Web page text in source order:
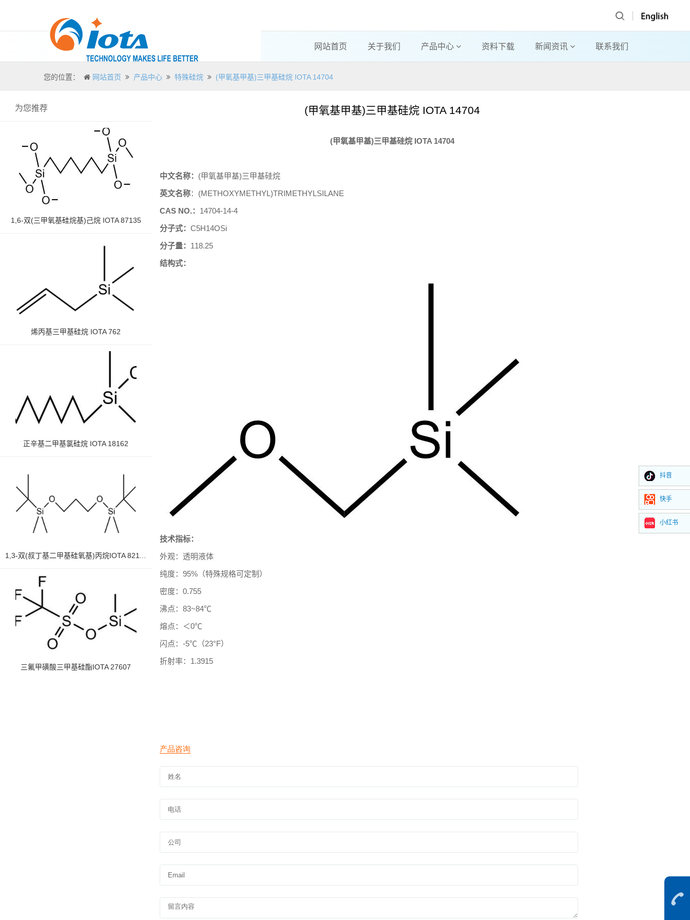
网站首页 关于我们 产品中心 资料下载 新闻资讯 联系我们
您的位置： 网站首页 产品中心 特殊硅烷 (甲氧基甲基)三甲基硅烷 IOTA 14704
为您推荐
1,6-双(三甲氧基硅烷基)己烷 IOTA 87135
烯丙基三甲基硅烷 IOTA 762
正辛基二甲基氯硅烷 IOTA 18162
三氟甲磺酸三甲基硅酯IOTA 27607
(甲氧基甲基)三甲基硅烷 IOTA 14704
(甲氧基甲基)三甲基硅烷 IOTA 14704
中文名称： (甲氧基甲基)三甲基硅烷
英文名称： (METHOXYMETHYL)TRIMETHYLSILANE
CAS NO.： 14704-14-4
分子式： C5H14OSi
分子量： 118.25
结构式：
技术指标：
外观： 透明液体
纯度： 95%（特殊规格可定制）
密度： 0.755
沸点： 83~84℃
熔点：＜0℃
闪点： -5℃（23°F）
折射率： 1.3915
抖音
快手
小红书